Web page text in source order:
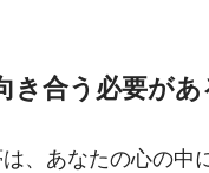
き合う必要が
、あなたの心の中